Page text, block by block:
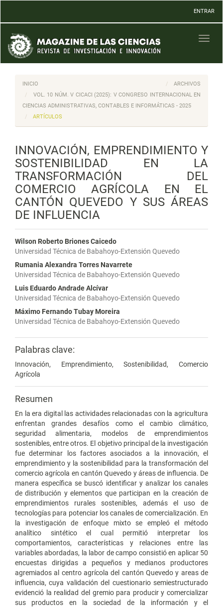
Contenido
principal
Barra
lateral
ENTRAR
INICIO
ARCHIVOS
VOL. 10 NÚM. V CICACI (2025): V CONGRESO INTERNACIONAL EN
CIENCIAS ADMINISTRATIVAS, CONTABLES E INFORMÁTICAS - 2025
ARTÍCULOS
INNOVACIÓN, EMPRENDIMIENTO Y
SOSTENIBILIDAD EN LA
TRANSFORMACIÓN DEL
COMERCIO AGRÍCOLA EN EL
CANTÓN QUEVEDO Y SUS ÁREAS
DE INFLUENCIA
Wilson Roberto Briones Caicedo
Universidad Técnica de Babahoyo-Extensión Quevedo
Rumania Alexandra Torres Navarrete
Universidad Técnica de Babahoyo-Extensión Quevedo
Luis Eduardo Andrade Alcívar
Universidad Técnica de Babahoyo-Extensión Quevedo
Máximo Fernando Tubay Moreira
Universidad Técnica de Babahoyo-Extensión Quevedo
Palabras clave:
Innovación, Emprendimiento, Sostenibilidad, Comercio
Agrícola
Resumen
En la era digital las actividades relacionadas con la agricultura
enfrentan grandes desafíos como el cambio climático,
seguridad alimentaria, modelos de emprendimientos
sostenibles, entre otros. El objetivo principal de la investigación
fue determinar los factores asociados a la innovación, el
emprendimiento y la sostenibilidad para la transformación del
comercio agrícola en cantón Quevedo y áreas de influencia. De
manera específica se buscó identificar y analizar los canales
de distribución y elementos que participan en la creación de
emprendimientos rurales sostenibles, además el uso de
tecnologías para potenciar los canales de comercialización. En
la investigación de enfoque mixto se empleó el método
analítico sintético el cual permitió interpretar los
comportamientos, características y relaciones entre las
variables abordadas, la labor de campo consistió en aplicar 50
encuestas dirigidas a pequeños y medianos productores
agremiados al centro agrícola del cantón Quevedo y areas de
influencia, cuya validación del cuestionario semiestructurado
evidenció la realidad del gremio para producir y comercializar
sus productos en la sociedad de la información y el